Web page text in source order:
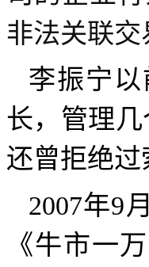
非法关联交
李振宁
长，管理
还曾拒绝
2007年9
《牛市一